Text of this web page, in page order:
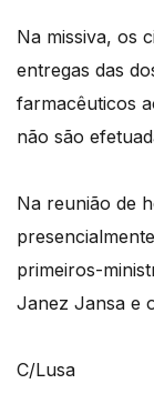
Na missiva, os
entregas das
farmacêuticos
não são
Na reunião de
primeiros-
Janez Jansa e
C/Lusa